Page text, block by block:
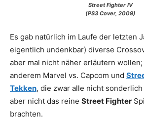
Street Fighter IV
(PS3 Cover, 2009)
Es gab natürlich im Laufe der letzten
eigentlich undenkbar) diverse
aber mal nicht näher erläutern
anderem Marvel vs. Capcom und
Tekken, die zwar alle nicht
aber nicht das reine Street Fighter
brachten.